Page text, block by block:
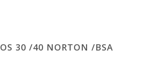
30 /40 NORTON /BSA